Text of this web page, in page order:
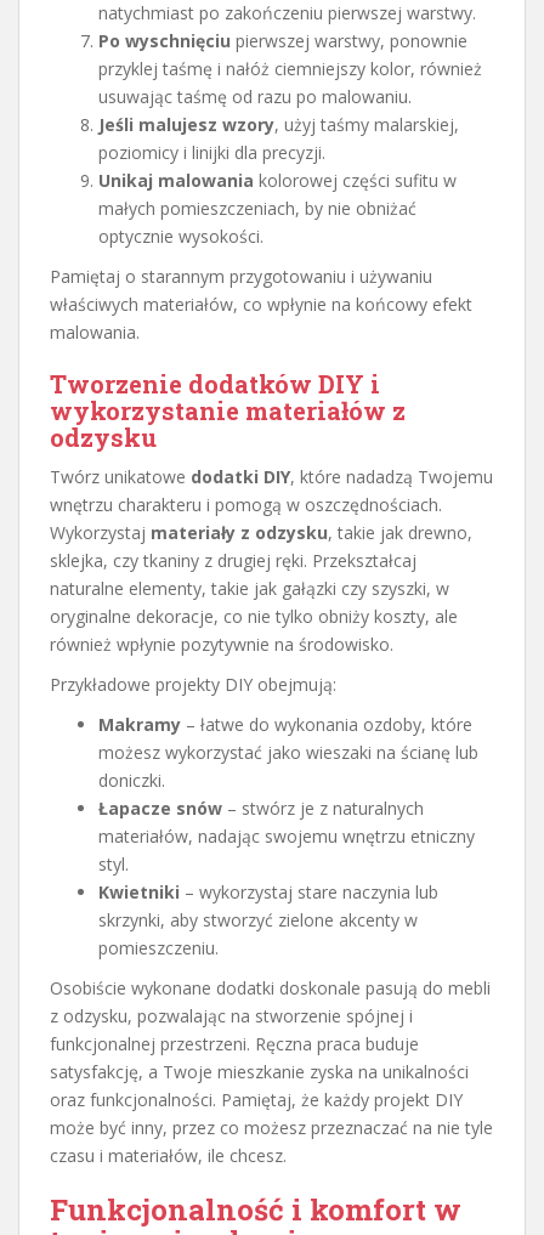
natychmiast po zakończeniu pierwszej warstwy.
Po wyschnięciu pierwszej warstwy, ponownie
przyklej taśmę i nałóż ciemniejszy kolor, również
usuwając taśmę od razu po malowaniu.
Jeśli malujesz wzory, użyj taśmy malarskiej,
poziomicy i linijki dla precyzji.
Unikaj malowania kolorowej części sufitu w
małych pomieszczeniach, by nie obniżać
optycznie wysokości.
Pamiętaj o starannym przygotowaniu i używaniu
właściwych materiałów, co wpłynie na końcowy efekt
malowania.
Tworzenie dodatków DIY i
wykorzystanie materiałów z
odzysku
Twórz unikatowe dodatki DIY, które nadadzą Twojemu
wnętrzu charakteru i pomogą w oszczędnościach.
Wykorzystaj materiały z odzysku, takie jak drewno,
sklejka, czy tkaniny z drugiej ręki. Przekształcaj
naturalne elementy, takie jak gałązki czy szyszki, w
oryginalne dekoracje, co nie tylko obniży koszty, ale
również wpłynie pozytywnie na środowisko.
Przykładowe projekty DIY obejmują:
Makramy – łatwe do wykonania ozdoby, które
możesz wykorzystać jako wieszaki na ścianę lub
doniczki.
Łapacze snów – stwórz je z naturalnych
materiałów, nadając swojemu wnętrzu etniczny
styl.
Kwietniki – wykorzystaj stare naczynia lub
skrzynki, aby stworzyć zielone akcenty w
pomieszczeniu.
Osobiście wykonane dodatki doskonale pasują do mebli
z odzysku, pozwalając na stworzenie spójnej i
funkcjonalnej przestrzeni. Ręczna praca buduje
satysfakcję, a Twoje mieszkanie zyska na unikalności
oraz funkcjonalności. Pamiętaj, że każdy projekt DIY
może być inny, przez co możesz przeznaczać na nie tyle
czasu i materiałów, ile chcesz.
Funkcjonalność i komfort w